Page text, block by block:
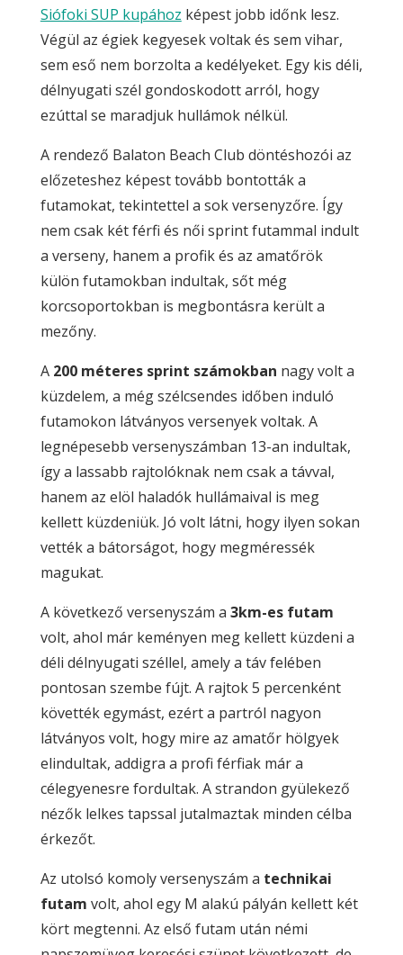
Siófoki SUP kupához képest jobb időnk lesz.
Végül az égiek kegyesek voltak és sem vihar,
sem eső nem borzolta a kedélyeket. Egy kis déli,
délnyugati szél gondoskodott arról, hogy
ezúttal se maradjuk hullámok nélkül.
A rendező Balaton Beach Club döntéshozói az
előzeteshez képest tovább bontották a
futamokat, tekintettel a sok versenyzőre. Így
nem csak két férfi és női sprint futammal indult
a verseny, hanem a profik és az amatőrök
külön futamokban indultak, sőt még
korcsoportokban is megbontásra került a
mezőny.
A200 méteres sprint számokban nagy volt a
küzdelem, a még szélcsendes időben induló
futamokon látványos versenyek voltak. A
legnépesebb versenyszámban 13-an indultak,
így a lassabb rajtolóknak nem csak a távval,
hanem az elöl haladók hullámaival is meg
kellett küzdeniük. Jó volt látni, hogy ilyen sokan
vették a bátorságot, hogy megméressék
magukat.
A következő versenyszám a 3km-es futam
volt, ahol már keményen meg kellett küzdeni a
déli délnyugati széllel, amely a táv felében
pontosan szembe fújt. A rajtok 5 percenként
követték egymást, ezért a partról nagyon
látványos volt, hogy mire az amatőr hölgyek
elindultak, addigra a profi férfiak már a
célegyenesre fordultak. A strandon gyülekező
nézők lelkes tapssal jutalmaztak minden célba
érkezőt.
Az utolsó komoly versenyszám a technikai
futam volt, ahol egy M alakú pályán kellett két
kört megtenni. Az első futam után némi